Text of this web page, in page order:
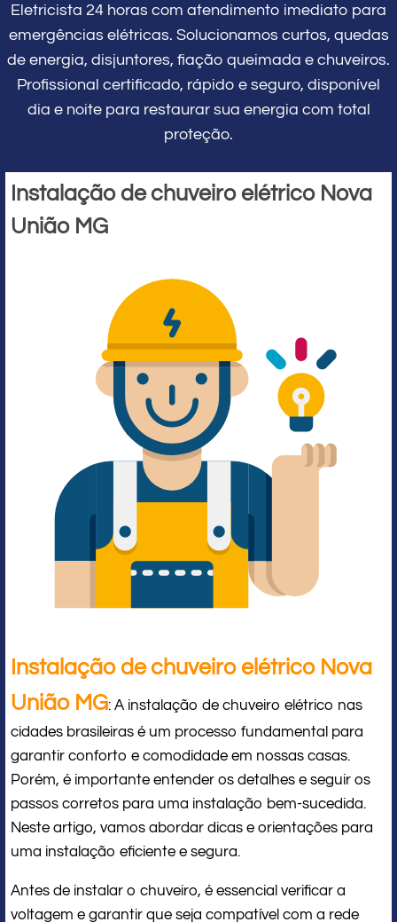
Eletricista 24 horas com atendimento imediato para
emergências elétricas. Solucionamos curtos, quedas
de energia, disjuntores, fiação queimada e chuveiros.
Profissional certificado, rápido e seguro, disponível
dia e noite para restaurar sua energia com total
proteção.
Instalação de chuveiro elétrico Nova
União MG
Instalação de chuveiro elétrico Nova
União MG: A instalação de chuveiro elétrico nas
cidades brasileiras é um processo fundamental para
garantir conforto e comodidade em nossas casas.
Porém, é importante entender os detalhes e seguir os
passos corretos para uma instalação bem-sucedida.
Neste artigo, vamos abordar dicas e orientações para
uma instalação eficiente e segura.
Antes de instalar o chuveiro, é essencial verificar a
voltagem e garantir que seja compatível com a rede